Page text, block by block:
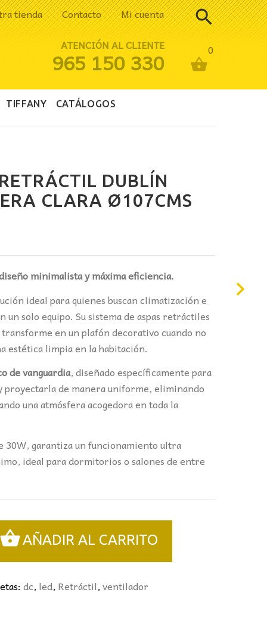
tienda Contacto Mi cuenta
0
ATENCIÓN AL CLIENTE
965 150 330
TIFFANY CATÁLOGOS
DUBLÍN
CLARA Ø107CMS
minimalista y máxima eficiencia.
ideal para quienes buscan climatización e
solo equipo. Su sistema de aspas retráctiles
en un plafón decorativo cuando no
estética limpia en la habitación.
de vanguardia, diseñado específicamente para
proyectarla de manera uniforme, eliminando
una atmósfera acogedora en toda la
30W, garantiza un funcionamiento ultra
ideal para dormitorios o salones de entre
AÑADIR AL CARRITO
dc, led, Retráctil,ventilador